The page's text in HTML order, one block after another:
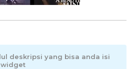
deskripsi yang bisa anda isi
widget